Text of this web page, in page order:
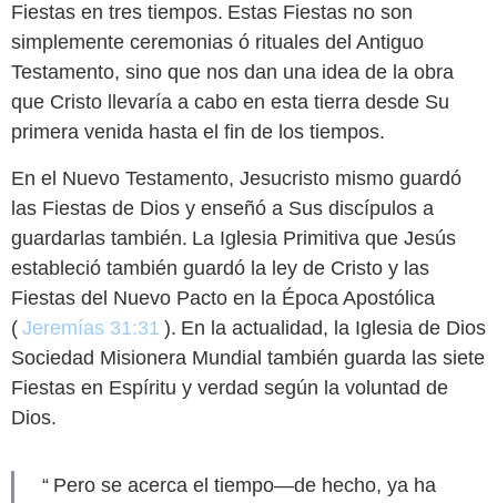
Fiestas en tres tiempos. Estas Fiestas no son
simplemente ceremonias ó rituales del Antiguo
Testamento, sino que nos dan una idea de la obra
que Cristo llevaría a cabo en esta tierra desde Su
primera venida hasta el fin de los tiempos.
En el Nuevo Testamento, Jesucristo mismo guardó
las Fiestas de Dios y enseñó a Sus discípulos a
guardarlas también. La Iglesia Primitiva que Jesús
estableció también guardó la ley de Cristo y las
Fiestas del Nuevo Pacto en la Época Apostólica
( Jeremías 31:31 ). En la actualidad, la Iglesia de Dios
Sociedad Misionera Mundial también guarda las siete
Fiestas en Espíritu y verdad según la voluntad de
Dios.
“ Pero se acerca el tiempo—de hecho, ya ha